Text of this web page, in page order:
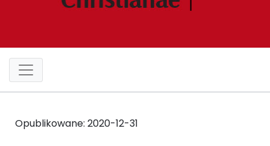
Opublikowane: 2020-12-31